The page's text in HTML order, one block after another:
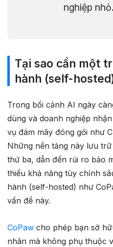
nghiệp nhỏ.
Tại sao cần một
hành (self-
Trong bối cảnh AI ngày
dùng và doanh nghiệp
vụ đám mây đóng gói như
Những nền tảng này lưu
thứ ba, dẫn đến rủi ro bảo
thiếu khả năng tùy chỉnh
hành (self-hosted) như
vấn đề này.
CoPaw cho phép bạn sở
nhân mà không phụ thuộc